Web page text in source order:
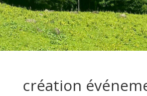
création